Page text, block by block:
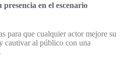
en el escenario
para que cualquier actor mejore su
cautivar al público con una